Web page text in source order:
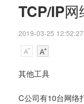
TCP/IP
2019-03-25 12:52:27
其他工具
C公司有10台网络